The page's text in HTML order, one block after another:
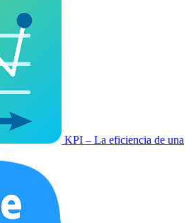
KPI – La eficiencia de una